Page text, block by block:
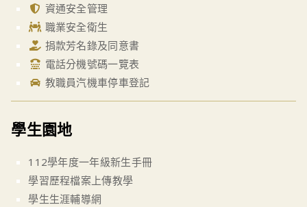
資通安全管理
職業安全衛生
捐款芳名錄及同意書
電話分機號碼一覽表
教職員汽機車停車登記
學生園地
112學年度一年級新生手冊
學習歷程檔案上傳教學
學生生涯輔導網